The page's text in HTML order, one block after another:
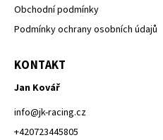
Obchodní podmínky
Podmínky ochrany osobních údajů
KONTAKT
Jan Kovář
info@jk-racing.cz
+420723445805